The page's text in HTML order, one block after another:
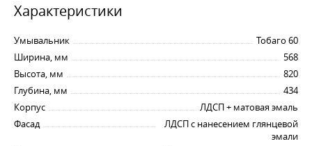
Характеристики
Умывальник
Тобаго 60
Ширина, мм
568
Высота, мм
820
Глубина, мм
434
Корпус
ЛДСП + матовая эмаль
Фасад
ЛДСП с нанесением глянцевой
эмали